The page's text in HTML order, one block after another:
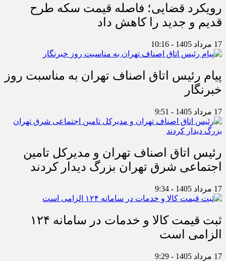
رویکرد قضایی؛ فاصله قیمت سکه طرح
قدیم و جدید را کاهش داد
17 مرداد 1405 - 10:16
پیام رئیس اتاق اصناف تهران به مناسبت روز
خبرنگار
17 مرداد 1405 - 9:51
رئیس اتاق اصناف تهران و مدیرکل تامین
اجتماعی شرق تهران بزرگ دیدار کردند
17 مرداد 1405 - 9:34
ثبت قیمت کالا و خدمات در سامانه ۱۲۴
الزامی است
17 مرداد 1405 - 9:29